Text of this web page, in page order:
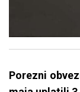
Porezni